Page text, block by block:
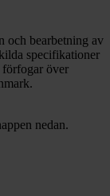
och bearbetning av
specifikationer
förfogar över
nedan.